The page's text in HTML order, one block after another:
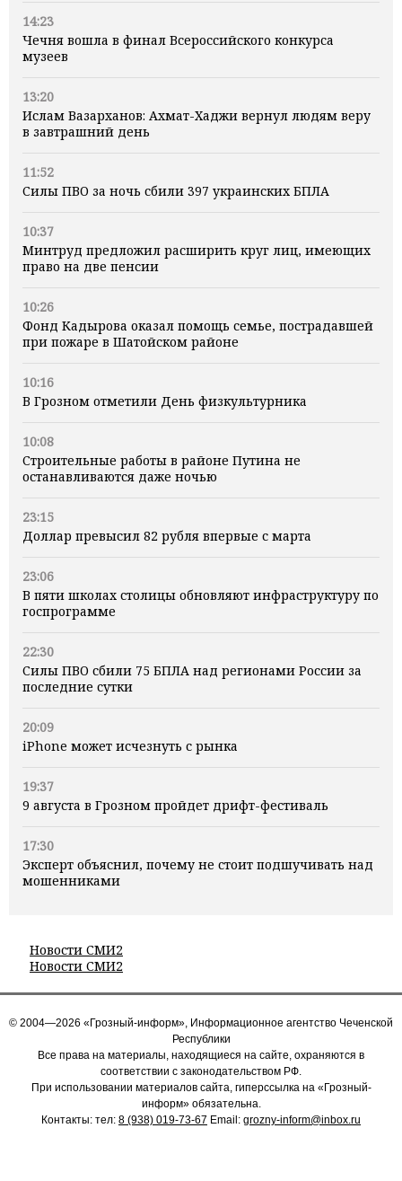
14:23
Чечня вошла в финал Всероссийского конкурса
музеев
13:20
Ислам Вазарханов: Ахмат-Хаджи вернул людям веру
в завтрашний день
11:52
Силы ПВО за ночь сбили 397 украинских БПЛА
10:37
Минтруд предложил расширить круг лиц, имеющих
право на две пенсии
10:26
Фонд Кадырова оказал помощь семье, пострадавшей
при пожаре в Шатойском районе
10:16
В Грозном отметили День физкультурника
10:08
Строительные работы в районе Путина не
останавливаются даже ночью
23:15
Доллар превысил 82 рубля впервые с марта
23:06
В пяти школах столицы обновляют инфраструктуру по
госпрограмме
22:30
Силы ПВО сбили 75 БПЛА над регионами России за
последние сутки
20:09
iPhone может исчезнуть с рынка
19:37
9 августа в Грозном пройдет дрифт-фестиваль
17:30
Эксперт объяснил, почему не стоит подшучивать над
мошенниками
Новости СМИ2
Новости СМИ2
© 2004—2026 «Грозный-информ», Информационное агентство Чеченской
Республики
Все права на материалы, находящиеся на сайте, охраняются в
соответствии с законодательством РФ.
При использовании материалов сайта, гиперссылка на «Грозный-
информ» обязательна.
Контакты: тел: 8 (938) 019-73-67 Email: grozny-inform@inbox.ru